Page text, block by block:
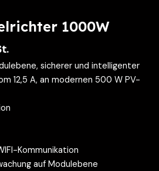
1000W
sicherer und intelligenter
12,5 A, an modernen 500 W PV-
Kommunikation
auf Modulebene